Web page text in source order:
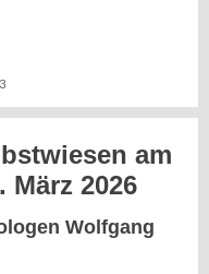
am
März 2026
Wolfgang